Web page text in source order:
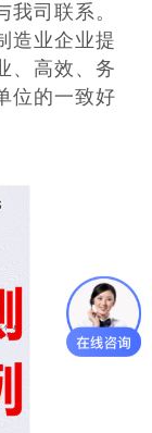
司联系。
造业企业提
、高效、务
位的一致好